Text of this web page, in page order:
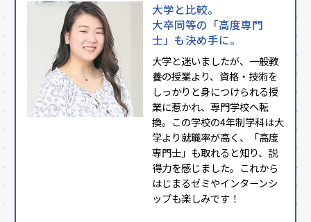
大学と比較。
大卒同等の「高度専門
士」も決め手に。
大学と迷いましたが、一般教
養の授業より、資格・技術を
しっかりと身につけられる授
業に惹かれ、専門学校へ転
換。この学校の4年制学科は大
学より就職率が高く、「高度
専門士」も取れると知り、説
得力を感じました。これから
はじまるゼミやインターンシ
ップも楽しみです！